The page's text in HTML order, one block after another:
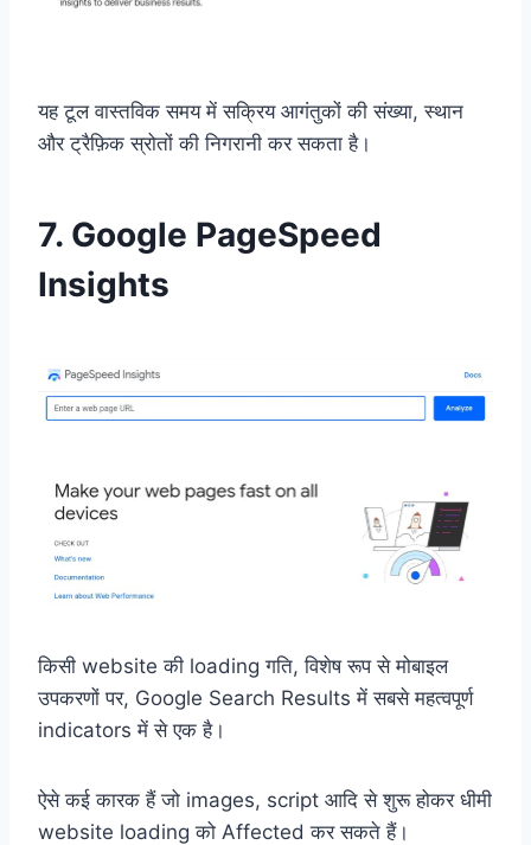
यह टूल वास्तविक समय में सक्रिय आगंतुकों की संख्या, स्थान
और ट्रैफ़िक स्रोतों की निगरानी कर सकता है।
7. Google PageSpeed
Insights
किसी website की loading गति, विशेष रूप से मोबाइल
उपकरणों पर, Google Search Results में सबसे महत्वपूर्ण
indicators में से एक है।
ऐसे कई कारक हैं जो images, script आदि से शुरू होकर धीमी
website loading को Affected कर सकते हैं।